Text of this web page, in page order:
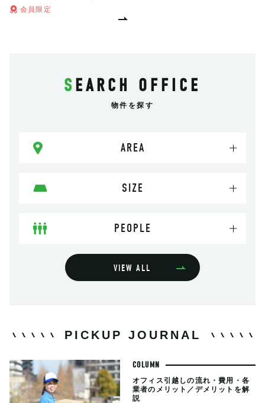
会員限定
SEARCH OFFICE
物件を探す
AREA
SIZE
PEOPLE
VIEW ALL
PICKUP JOURNAL
COLUMN
オフィス引越しの流れ・費用・各
業者のメリット／デメリットを解
説